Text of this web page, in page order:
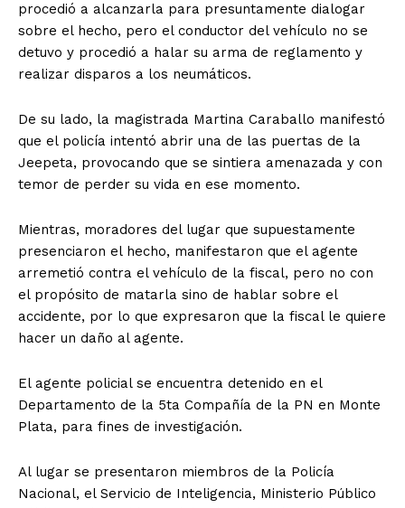
procedió a alcanzarla para presuntamente dialogar
sobre el hecho, pero el conductor del vehículo no se
detuvo y procedió a halar su arma de reglamento y
realizar disparos a los neumáticos.
De su lado, la magistrada Martina Caraballo manifestó
que el policía intentó abrir una de las puertas de la
Jeepeta, provocando que se sintiera amenazada y con
temor de perder su vida en ese momento.
Mientras, moradores del lugar que supuestamente
presenciaron el hecho, manifestaron que el agente
arremetió contra el vehículo de la fiscal, pero no con
el propósito de matarla sino de hablar sobre el
accidente, por lo que expresaron que la fiscal le quiere
hacer un daño al agente.
El agente policial se encuentra detenido en el
Departamento de la 5ta Compañía de la PN en Monte
Plata, para fines de investigación.
Al lugar se presentaron miembros de la Policía
Nacional, el Servicio de Inteligencia, Ministerio Público